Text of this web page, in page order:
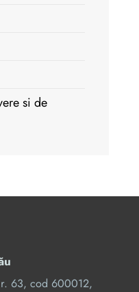
si de
63, cod 600012,